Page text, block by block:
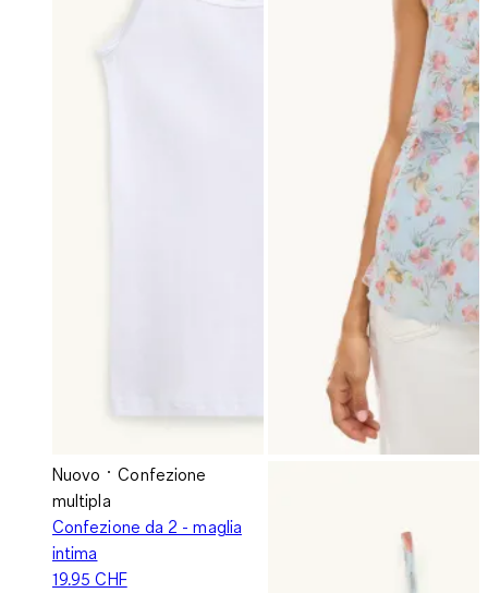
Nuovo
Confezione
multipla
Confezione da 2 - maglia
intima
19.95 CHF